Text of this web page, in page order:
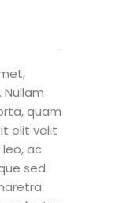
quam
elit velit
leo, ac
sed